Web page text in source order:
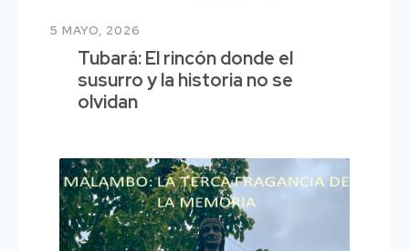
5 MAYO, 2026
Tubará: El rincón donde el
susurro y la historia no se
olvidan